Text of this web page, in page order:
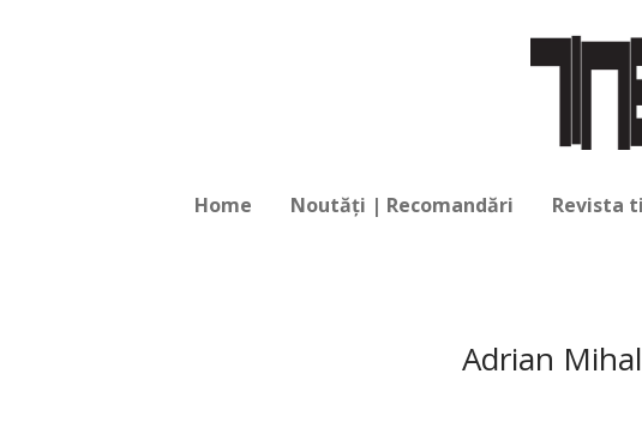
Home Noutăți | Recomandări Revista
Adrian